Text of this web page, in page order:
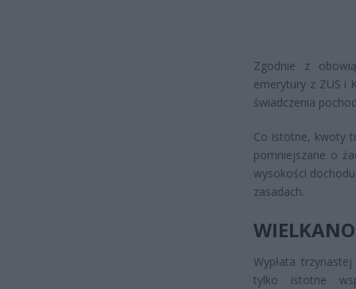
Zgodnie z
emerytury z ZUS i
świadczenia
Co istotne, kwoty
pomniejszane o
wysokości
zasadach.
Wypłata
tylko istotne